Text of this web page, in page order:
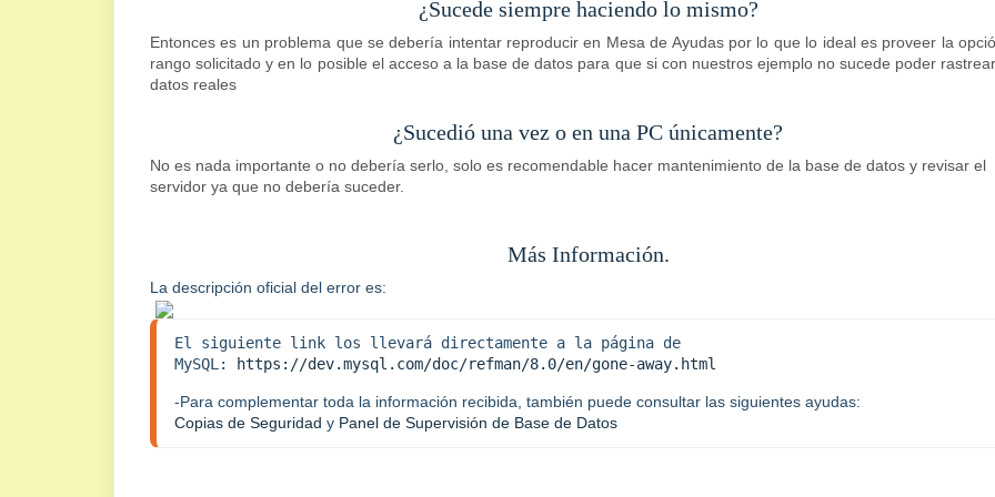
¿Sucede siempre haciendo lo mismo?
Entonces es un problema que se debería intentar reproducir en Mesa de Ayudas por lo que lo ideal es proveer la
rango solicitado y en lo posible el acceso a la base de datos para que si con nuestros ejemplo no sucede poder
datos reales
¿Sucedió una vez o en una PC únicamente?
No es nada importante o no debería serlo, solo es recomendable hacer mantenimiento de la base de datos y revisar el
servidor ya que no debería suceder.
Más Información.
La descripción oficial del error es:
El siguiente link los llevará directamente a la página de
MySQL:
https://dev.mysql.com/doc/refman/8.0/en/gone-away.html
Copias de Seguridad y Panel de Supervisión de Base de Datos